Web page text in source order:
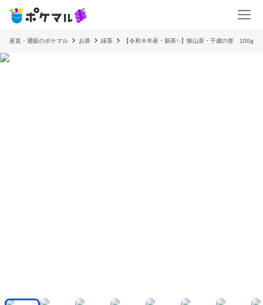
産直・通販のポケマル お茶 緑茶 【令和８年産・新茶✨】狭山茶・千歳の誉 100g